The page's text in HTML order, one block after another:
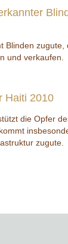
Blinden zugute,
und verkaufen.
Haiti 2010
die Opfer
zugute.